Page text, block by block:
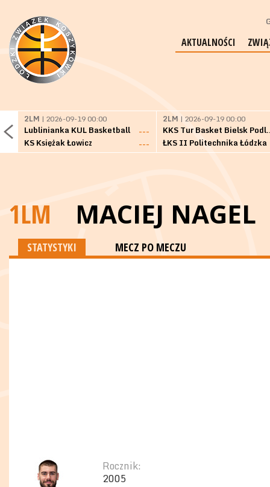
AKTUALNOŚCI
2LM | 2026-09-19 00:00
Lublinianka KUL Basketball
---
KS Księżak Łowicz
---
2LM | 2026-09-19 00:00
KKS Tur
ŁKS II Politechnika Łódzka
1LM MACIEJ NAGEL
STATYSTYKI MECZ PO MECZU
Rocznik:
2005